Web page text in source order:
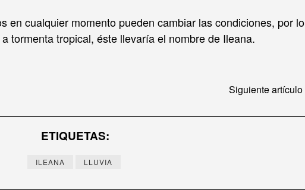
en cualquier momento pueden cambiar las condiciones, por lo
tormenta tropical, éste llevaría el nombre de Ileana.
Siguiente artículo
ETIQUETAS:
ILEANA LLUVIA